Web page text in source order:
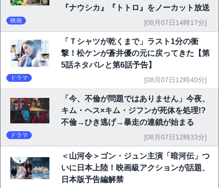
『ナウシカ』『トトロ』をノーカット放送
映画 [08月07日14時17分]
「Ｔシャツが乾くまで」ラスト1分の衝
撃！松ケンが蒼井優の元に戻ってきた【第
5話ネタバレと第6話予告】
ドラマ [08月07日12時40分]
「今、不倫が問題ではありません」今夜、
キム・ヘス×キム・ジフンが死体を処理!?
不倫→ひき逃げ→暴走の連鎖が始まる
ドラマ [08月07日12時33分]
＜山河令＞ゴン・ジュン主演「暗河伝」つ
いに日本上陸！映画級アクションが話題、
日本版予告編解禁